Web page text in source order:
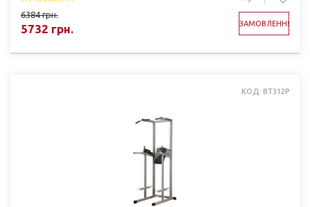
6384грн.
5732 грн. ЗАМОВЛЕННЯ
КОД: BT312P